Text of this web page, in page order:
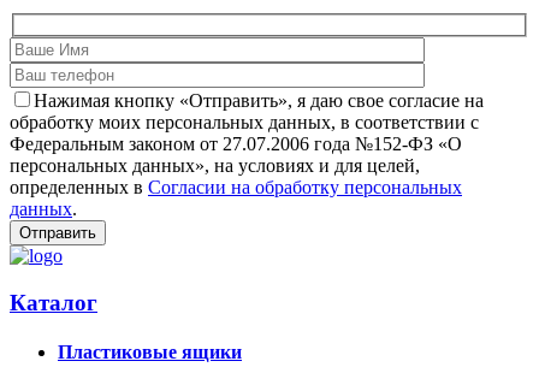
Нажимая кнопку «Отправить», я даю свое согласие на
обработку моих персональных данных, в соответствии с
Федеральным законом от 27.07.2006 года №152-ФЗ «О
персональных данных», на условиях и для целей,
определенных в Согласии на обработку персональных
данных.
Каталог
Пластиковые ящики